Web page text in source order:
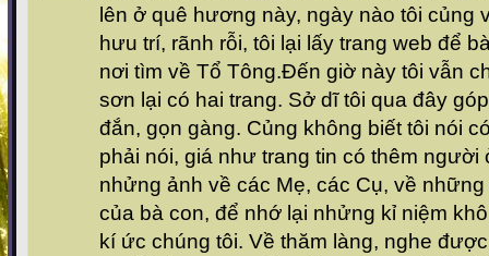
lên ở quê hương này, ngày nào tôi củng
hưu trí, rãnh rỗi, tôi lại lấy trang web để
nơi tìm về Tổ Tông.Đến giờ này tôi vẫn
sơn lại có hai trang. Sở dĩ tôi qua đây
đắn, gọn gàng. Củng không biết tôi nói
phải nói, giá như trang tin có thêm người
nhửng ảnh về các Mẹ, các Cụ, về
của bà con, để nhớ lại nhửng kỉ niệm
kí ức chúng tôi. Về thăm làng, nghe